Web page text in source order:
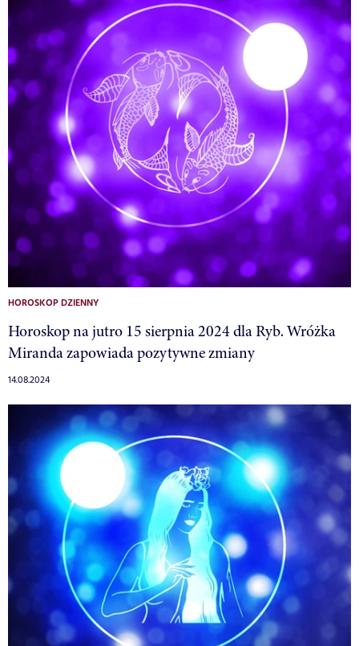
HOROSKOP DZIENNY
Horoskop na jutro 15 sierpnia 2024 dla Ryb. Wróżka
Miranda zapowiada pozytywne zmiany
14.08.2024